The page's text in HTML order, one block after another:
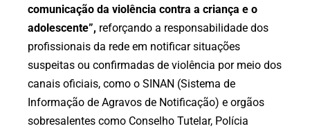
comunicação da violência contra a criança e o
adolescente”, reforçando a responsabilidade dos
profissionais da rede em notificar situações
suspeitas ou confirmadas de violência por meio dos
canais oficiais, como o SINAN (Sistema de
Informação de Agravos de Notificação) e orgãos
sobresalentes como Conselho Tutelar, Polícia